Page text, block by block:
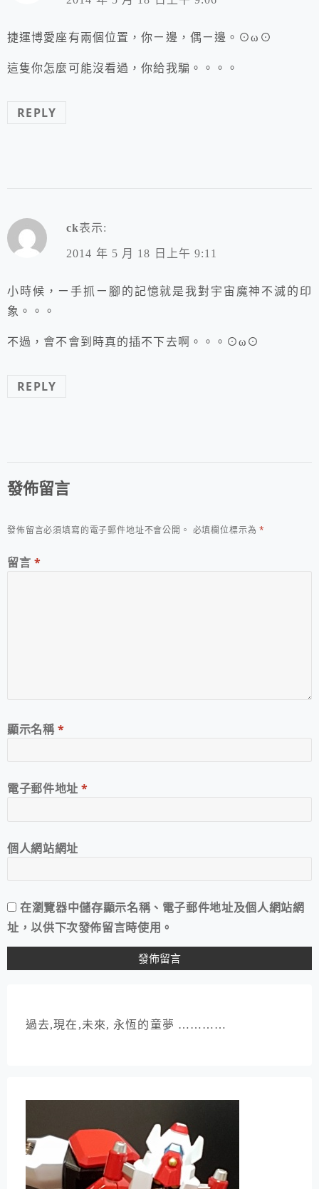
捷運博愛座有兩個位置，你ㄧ邊，偶ㄧ邊。⊙ω⊙
這隻你怎麼可能沒看過，你給我騙。。。。
REPLY
ck表示:
2014 年 5 月 18 日上午 9:11
小時候，ㄧ手抓ㄧ腳的記憶就是我對宇宙魔神不滅的印
象。。。
不過，會不會到時真的插不下去啊。。。⊙ω⊙
REPLY
發佈留言
發佈留言必須填寫的電子郵件地址不會公開。 必填欄位標示為*
留言 *
顯示名稱*
電子郵件地址*
個人網站網址
在瀏覽器中儲存顯示名稱、電子郵件地址及個人網站網
址，以供下次發佈留言時使用。
過去,現在,未來, 永恆的童夢 …………